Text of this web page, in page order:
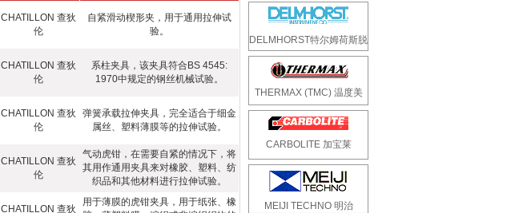
CHATILLON 查狄
伦
自紧滑动楔形夹，用于通用拉伸试
验。
CHATILLON 查狄
伦
系柱夹具，该夹具符合BS 4545:
1970中规定的钢丝机械试验。
CHATILLON 查狄
伦
弹簧承载拉伸夹具，完全适合于细金
属丝、塑料薄膜等的拉伸试验。
CHATILLON 查狄
伦
气动虎钳，在需要自紧的情况下，将
其用作通用夹具来对橡胶、塑料、纺
织品和其他材料进行拉伸试验。
CHATILLON 查狄
用于薄膜的虎钳夹具，用于纸张、橡
DELMHORST特尔姆荷斯脱
THERMAX (TMC) 温度美
CARBOLITE 加宝莱
MEIJI TECHNO 明治